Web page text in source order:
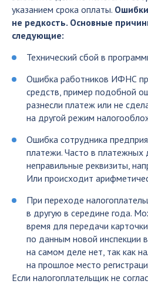
указанием срока оплаты.
не редкость. Основные
следующие:
Технический сбой в
Ошибка работников ИФНС
средств, пример подобной
разнесли платеж или не
на другой режим
Ошибка сотрудника
платежи. Часто в платежных
неправильные реквизиты,
Или происходит
При переходе
в другую в середине года.
время для передачи
по данным новой инспекции
на самом деле нет, так как
на прошлое место
Если налогоплательщик не